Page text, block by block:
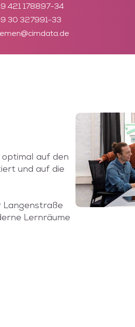
421 178897-34
30 327991-33
auf den
und auf die
Langenstraße
Lernräume